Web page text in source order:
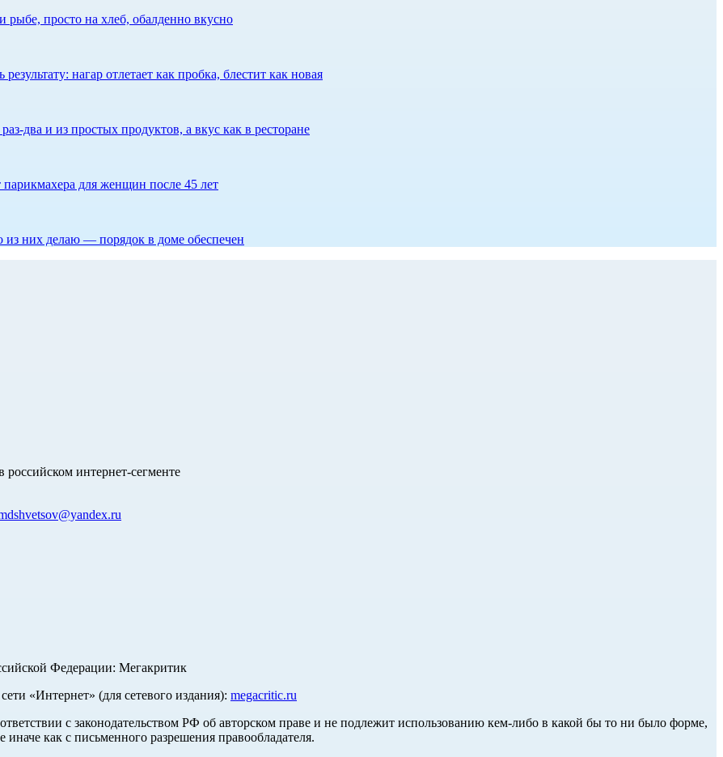
просто на хлеб, обалденно вкусно
нагар отлетает как пробка, блестит как новая
два и из простых продуктов, а вкус как в ресторане
парикмахера для женщин после 45 лет
из них делаю — порядок в доме обеспечен
интернет-сегменте
Федерации: Мегакритик
«Интернет» (для сетевого издания): megacritic.ru
с законодательством РФ об авторском праве и не подлежит использованию кем-либо в какой бы то ни было форме,
как с письменного разрешения правообладателя.